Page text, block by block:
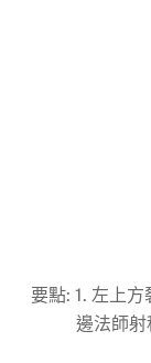
要點: 1. 左上
邊法師